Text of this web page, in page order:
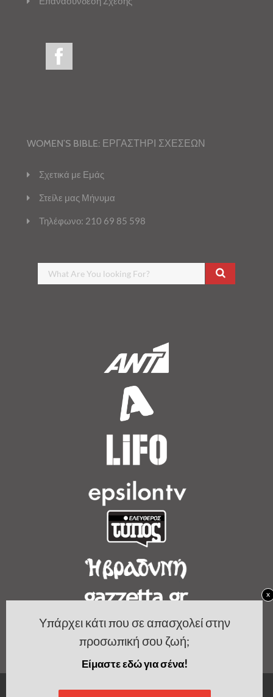
WOMEN’S BIBLE: ΕΡΓΑΣΤΗΡΙ ΣΧΕΣΕΩΝ
Σχετικά με Εμάς
Στείλε μας Μήνυμα
Τηλέφωνο: 210 69 85 598
Copyright by Women's Bible.
Υπάρχει κάτι που σε απασχολεί στην
προσωπική σου ζωή;
Είμαστε εδώ για σένα!
x